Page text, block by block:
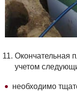
Окончательная
учетом
необходимо